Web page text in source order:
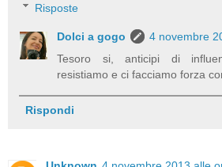
Risposte
Dolci a gogo
4 novembre
Tesoro si, anticipi di
resistiamo e ci facciamo forza
Rispondi